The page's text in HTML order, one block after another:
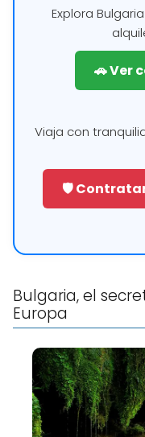
Explora
🚗 Ver
Viaja con
🛡️
Bulgaria, el
Europa